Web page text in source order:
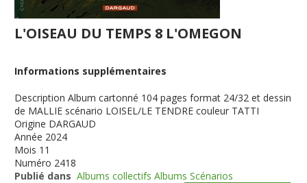
L'OISEAU DU TEMPS 8 L'OMEGON
Informations supplémentaires
Description Album cartonné 104 pages format 24/32 et dessin
de MALLIE scénario LOISEL/LE TENDRE couleur TATTI
Origine DARGAUD
Année 2024
Mois 11
Numéro 2418
Publié dans Albums collectifs Albums Scénarios